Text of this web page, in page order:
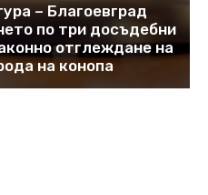
– Благоевград
по три досъдебни
отглеждане на
на конопа